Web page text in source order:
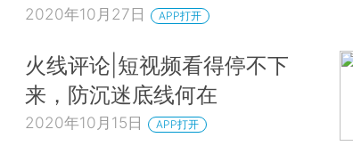
2020年10月27日 APP打开
火线评论|短视频看得停不下
来，防沉迷底线何在
2020年10月15日 APP打开